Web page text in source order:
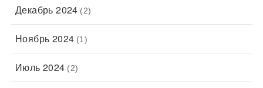
Декабрь 2024 (2)
Ноябрь 2024 (1)
Июль 2024 (2)